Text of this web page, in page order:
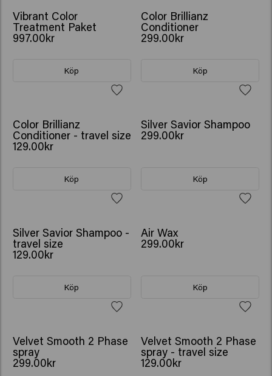
GÅVA: VATTENFLASKA
Vibrant Color
Treatment Paket
997.00kr
Köp
Color Brillianz
Conditioner
299.00kr
Köp
Color Brillianz
Conditioner - travel size
129.00kr
Köp
Silver Savior Shampoo
299.00kr
Köp
Silver Savior Shampoo -
travel size
129.00kr
Köp
Air Wax
299.00kr
Köp
Velvet Smooth 2 Phase
spray
299.00kr
Velvet Smooth 2 Phase
spray - travel size
129.00kr